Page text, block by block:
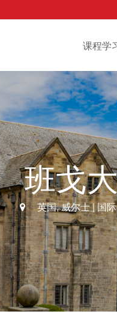
课程学
班戈
英国, 威尔士 |国